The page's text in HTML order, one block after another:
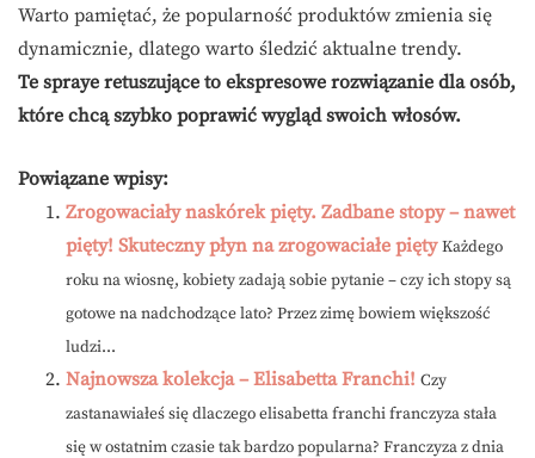
Warto pamiętać, że popularność produktów zmienia się
dynamicznie, dlatego warto śledzić aktualne trendy.
Te spraye retuszujące to ekspresowe rozwiązanie dla osób,
które chcą szybko poprawić wygląd swoich włosów.
Powiązane wpisy:
Zrogowaciały naskórek pięty. Zadbane stopy – nawet
pięty! Skuteczny płyn na zrogowaciałe pięty Każdego
roku na wiosnę, kobiety zadają sobie pytanie – czy ich stopy są
gotowe na nadchodzące lato? Przez zimę bowiem większość
ludzi...
Najnowsza kolekcja – Elisabetta Franchi! Czy
zastanawiałeś się dlaczego elisabetta franchi franczyza stała
się w ostatnim czasie tak bardzo popularna? Franczyza z dnia